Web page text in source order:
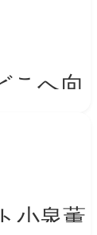
こへ向
」へ
小泉薫